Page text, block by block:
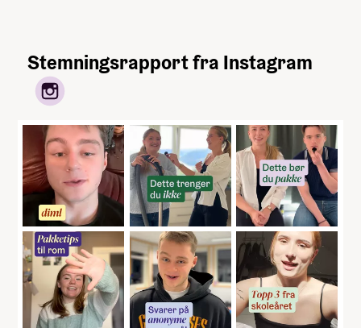
Stemningsrapport fra Instagram